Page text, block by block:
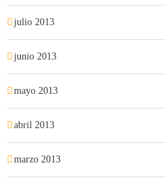
julio 2013
junio 2013
mayo 2013
abril 2013
marzo 2013